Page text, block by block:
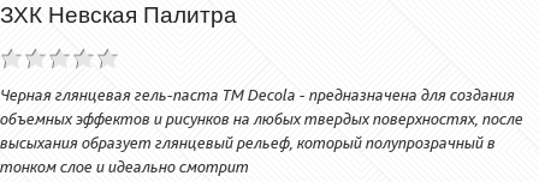
ЗХК Невская Палитра
Черная глянцевая гель-паста ТМ Decola - предназначена для создания
объемных эффектов и рисунков на любых твердых поверхностях, после
высыхания образует глянцевый рельеф, который полупрозрачный в
тонком слое и идеально смотрит